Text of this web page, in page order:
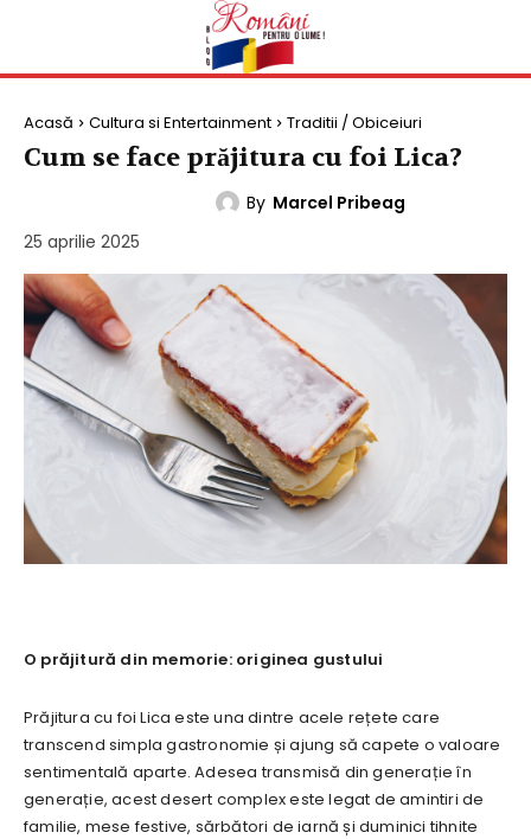
Acasă Cultura si Entertainment Traditii / Obiceiuri
Cum se face prăjitura cu foi Lica?
By Marcel Pribeag
25 aprilie 2025
O prăjitură din memorie: originea gustului
Prăjitura cu foi Lica este una dintre acele rețete care
transcend simpla gastronomie și ajung să capete o valoare
sentimentală aparte. Adesea transmisă din generație în
generație, acest desert complex este legat de amintiri de
familie, mese festive, sărbători de iarnă și duminici tihnite